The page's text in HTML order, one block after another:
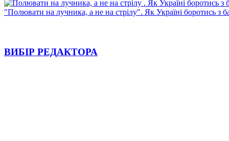
"Полювати на лучника, а не на стрілу". Як Україні боротись з
ВИБІР РЕДАКТОРА